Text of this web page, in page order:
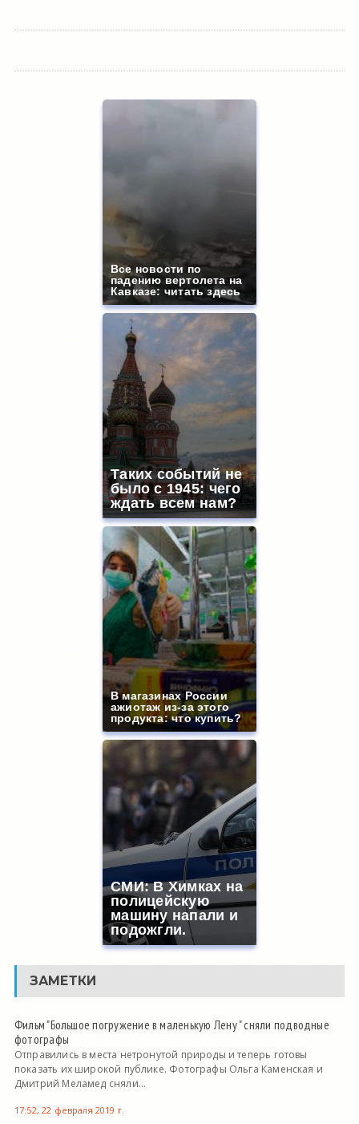
Все новости по
падению вертолета на
Кавказе: читать здесь
Таких событий не
было с 1945: чего
ждать всем нам?
В магазинах России
ажиотаж из-за этого
продукта: что купить?
СМИ: В Химках на
полицейскую
машину напали и
подожгли.
ЗАМЕТКИ
Фильм "Большое погружение в маленькую Лену " сняли подводные
фотографы
Отправились в места нетронутой природы и теперь готовы
показать их широкой публике. Фотографы Ольга Каменская и
Дмитрий Меламед сняли...
17:52, 22 февраля 2019 г.